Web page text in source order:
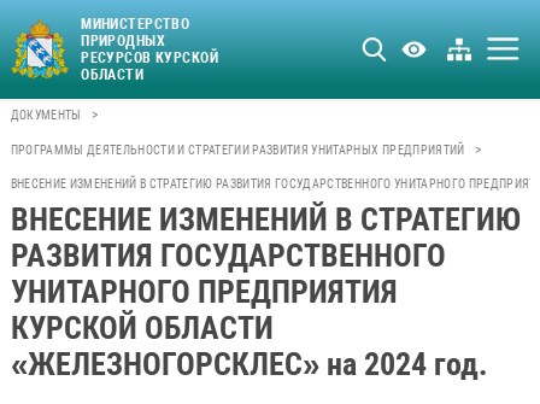
МИНИСТЕРСТВО
ПРИРОДНЫХ
РЕСУРСОВ КУРСКОЙ
ОБЛАСТИ
ДОКУМЕНТЫ >
ПРОГРАММЫ ДЕЯТЕЛЬНОСТИ И СТРАТЕГИИ РАЗВИТИЯ УНИТАРНЫХ ПРЕДПРИЯТИЙ >
ВНЕСЕНИЕ ИЗМЕНЕНИЙ В СТРАТЕГИЮ РАЗВИТИЯ ГОСУДАРСТВЕННОГО УНИТАРНОГО
ВНЕСЕНИЕ ИЗМЕНЕНИЙ В СТРАТЕГИЮ
РАЗВИТИЯ ГОСУДАРСТВЕННОГО
УНИТАРНОГО ПРЕДПРИЯТИЯ
КУРСКОЙ ОБЛАСТИ
«ЖЕЛЕЗНОГОРСКЛЕС» на 2024 год.